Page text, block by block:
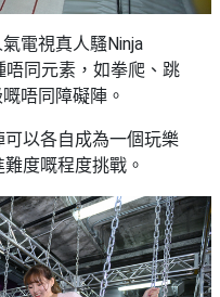
電視真人騷Ninja
唔同元素，如拳爬、跳
唔同障礙陣。
以各自成為一個玩樂
度嘅程度挑戰。